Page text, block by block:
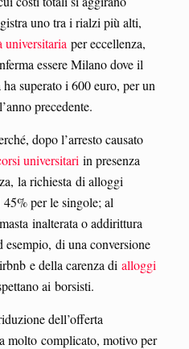
uno tra i rialzi più alti,
universitaria per eccellenza,
essere Milano dove il
superato i 600 euro, per un
precedente.
dopo l’arresto causato
universitari in presenza
la richiesta di alloggi
per le singole; al
inalterata o addirittura
di una conversione
e della carenza di alloggi
ai borsisti.
dell’offerta
molto complicato, motivo per